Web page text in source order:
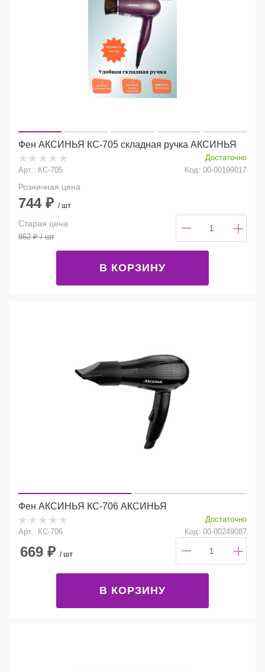
Фен АКСИНЬЯ КС-705 складная ручка АКСИНЬЯ
Достаточно
Арт.: КС-705
Код: 00-00199017
Розничная цена
744₽ / шт
Старая цена
862₽/ шт
В КОРЗИНУ
Фен АКСИНЬЯ КС-706 АКСИНЬЯ
Достаточно
Арт.: КС-706
Код: 00-00249087
669 ₽ / шт
В КОРЗИНУ